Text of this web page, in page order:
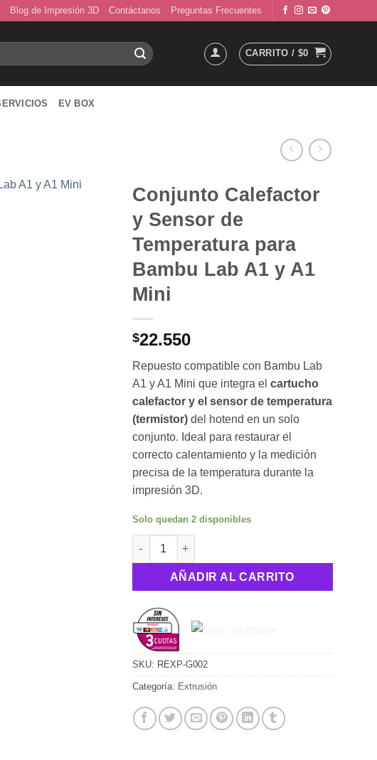
Blog de Impresión 3D Contáctanos Preguntas Frecuentes
CARRITO / $0
EV BOX
Conjunto Calefactor
y Sensor de
Temperatura para
Bambu Lab A1 y A1
Mini
$22.550
Repuesto compatible con Bambu Lab
A1 y A1 Mini que integra el cartucho
calefactor y el sensor de temperatura
(termistor)del hotend en un solo
conjunto. Ideal para restaurar el
correcto calentamiento y la medición
precisa de la temperatura durante la
impresión 3D.
Solo quedan 2 disponibles
Conjunto Calefactor y Sensor de Temperatura
AÑADIR AL CARRITO
SKU: REXP-G002
Categoría: Extrusión